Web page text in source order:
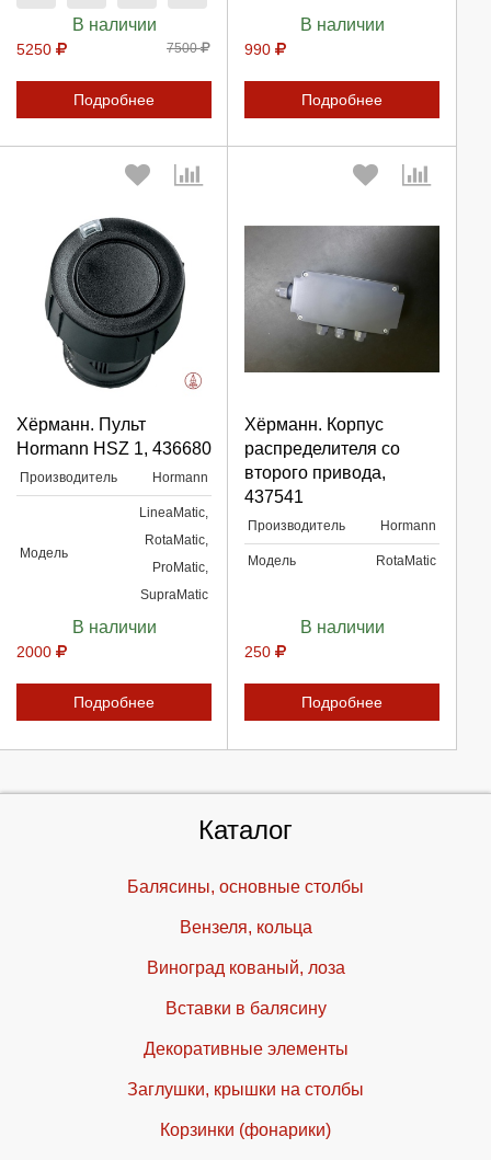
В наличии
5250 7500
Подробнее
В наличии
990
Подробнее
Хёрманн. Пульт
Hormann HSZ 1, 436680
Производитель Hormann
Модель
LineaMatic,
RotaMatic,
ProMatic,
SupraMatic
В наличии
2000
Подробнее
Выберите количество:
Продолжить
Хёрманн. Корпус
распределителя со
второго привода,
437541
Производитель Hormann
Модель RotaMatic
В наличии
250
Подробнее
Продолжить
Отмена
Каталог
Балясины, основные столбы
Вензеля, кольца
Виноград кованый, лоза
Вставки в балясину
Декоративные элементы
Заглушки, крышки на столбы
Корзинки (фонарики)